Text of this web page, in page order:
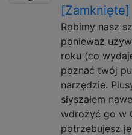
[Zamknięte]
Robimy nasz
ponieważ
roku (co
poznać twój
narzędzie.
słyszałem
wdrożyć go w
potrzebujesz